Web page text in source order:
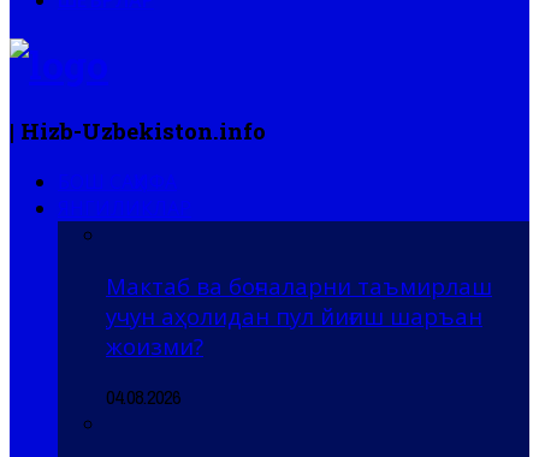
| Hizb-Uzbekiston.info
Мактаб ва боғчаларни таъмирлаш
учун аҳолидан пул йиғиш шаръан
жоизми?
04.08.2026